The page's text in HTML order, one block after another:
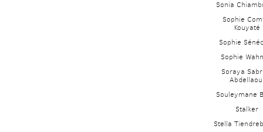
Sonia
Sophie
Kouyaté
Sophie
Sophie
Soraya
Souleymane
Stalker
Stella